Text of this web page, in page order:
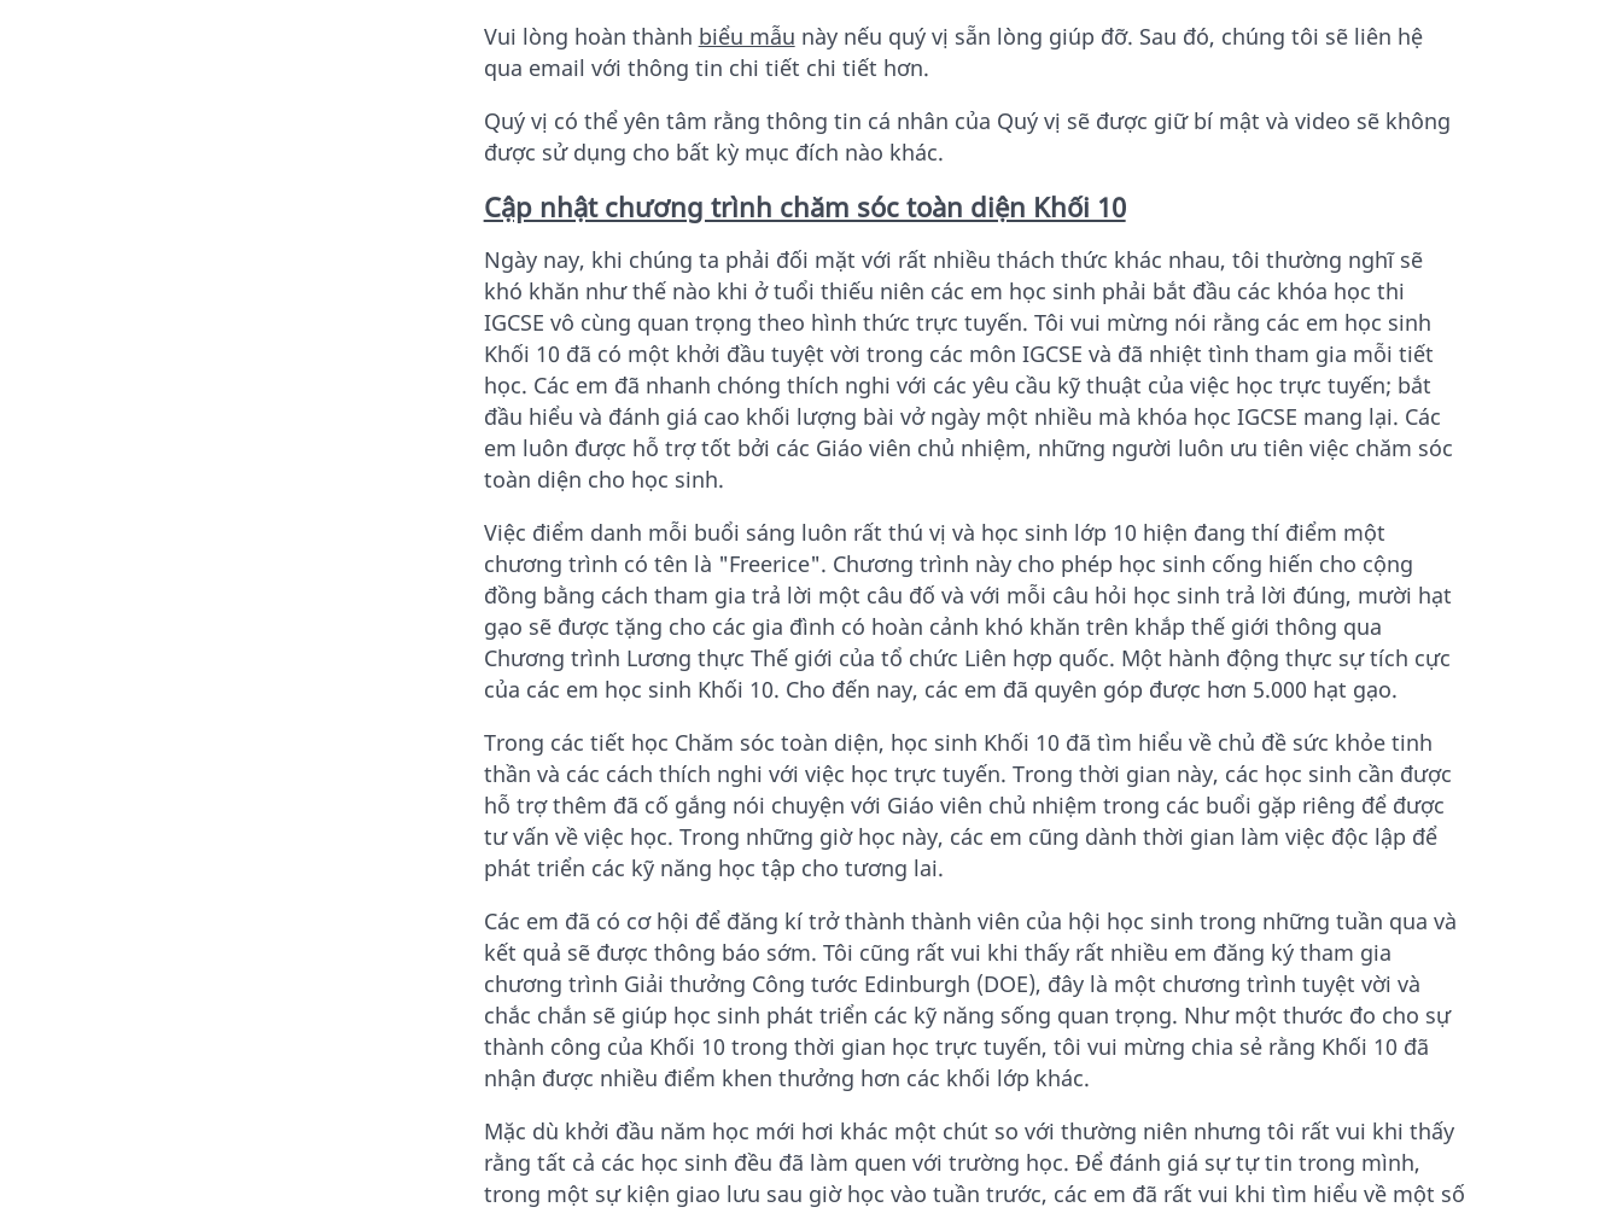
Vui lòng hoàn thành biểu mẫu này nếu quý vị sẵn lòng giúp đỡ. Sau đó, chúng tôi sẽ liên hệ
qua email với thông tin chi tiết chi tiết hơn.
Quý vị có thể yên tâm rằng thông tin cá nhân của Quý vị sẽ được giữ bí mật và video sẽ không
được sử dụng cho bất kỳ mục đích nào khác.
Cập nhật chương trình chăm sóc toàn diện Khối 10
Ngày nay, khi chúng ta phải đối mặt với rất nhiều thách thức khác nhau, tôi thường nghĩ sẽ
khó khăn như thế nào khi ở tuổi thiếu niên các em học sinh phải bắt đầu các khóa học thi
IGCSE vô cùng quan trọng theo hình thức trực tuyến. Tôi vui mừng nói rằng các em học sinh
Khối 10 đã có một khởi đầu tuyệt vời trong các môn IGCSE và đã nhiệt tình tham gia mỗi tiết
học. Các em đã nhanh chóng thích nghi với các yêu cầu kỹ thuật của việc học trực tuyến; bắt
đầu hiểu và đánh giá cao khối lượng bài vở ngày một nhiều mà khóa học IGCSE mang lại. Các
em luôn được hỗ trợ tốt bởi các Giáo viên chủ nhiệm, những người luôn ưu tiên việc chăm sóc
toàn diện cho học sinh.
Việc điểm danh mỗi buổi sáng luôn rất thú vị và học sinh lớp 10 hiện đang thí điểm một
chương trình có tên là "Freerice". Chương trình này cho phép học sinh cống hiến cho cộng
đồng bằng cách tham gia trả lời một câu đố và với mỗi câu hỏi học sinh trả lời đúng, mười hạt
gạo sẽ được tặng cho các gia đình có hoàn cảnh khó khăn trên khắp thế giới thông qua
Chương trình Lương thực Thế giới của tổ chức Liên hợp quốc. Một hành động thực sự tích cực
của các em học sinh Khối 10. Cho đến nay, các em đã quyên góp được hơn 5.000 hạt gạo.
Trong các tiết học Chăm sóc toàn diện, học sinh Khối 10 đã tìm hiểu về chủ đề sức khỏe tinh
thần và các cách thích nghi với việc học trực tuyến. Trong thời gian này, các học sinh cần được
hỗ trợ thêm đã cố gắng nói chuyện với Giáo viên chủ nhiệm trong các buổi gặp riêng để được
tư vấn về việc học. Trong những giờ học này, các em cũng dành thời gian làm việc độc lập để
phát triển các kỹ năng học tập cho tương lai.
Các em đã có cơ hội để đăng kí trở thành thành viên của hội học sinh trong những tuần qua và
kết quả sẽ được thông báo sớm. Tôi cũng rất vui khi thấy rất nhiều em đăng ký tham gia
chương trình Giải thưởng Công tước Edinburgh (DOE), đây là một chương trình tuyệt vời và
chắc chắn sẽ giúp học sinh phát triển các kỹ năng sống quan trọng. Như một thước đo cho sự
thành công của Khối 10 trong thời gian học trực tuyến, tôi vui mừng chia sẻ rằng Khối 10 đã
nhận được nhiều điểm khen thưởng hơn các khối lớp khác.
Mặc dù khởi đầu năm học mới hơi khác một chút so với thường niên nhưng tôi rất vui khi thấy
rằng tất cả các học sinh đều đã làm quen với trường học. Để đánh giá sự tự tin trong mình,
trong một sự kiện giao lưu sau giờ học vào tuần trước, các em đã rất vui khi tìm hiểu về một số